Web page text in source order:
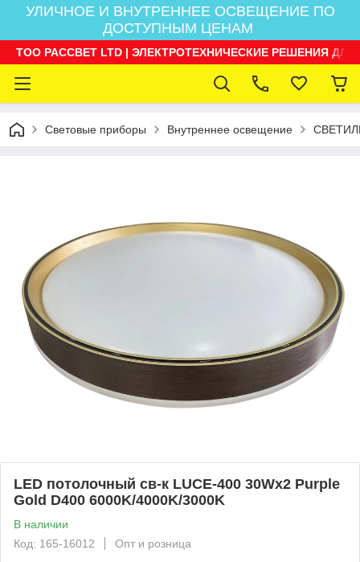
УЛИЧНОЕ И ВНУТРЕННЕЕ ОСВЕЩЕНИЕ ПО
ДОСТУПНЫМ ЦЕНАМ
ТОО РАССВЕТ LTD | ЭЛЕКТРОТЕХНИЧЕСКИЕ РЕШЕНИЯ
Световые приборы Внутреннее освещение
LED потолочный св-к LUCE-400 30Wx2 Purple
Gold D400 6000K/4000K/3000K
В наличии
Код: 165-16012
Опт и розница